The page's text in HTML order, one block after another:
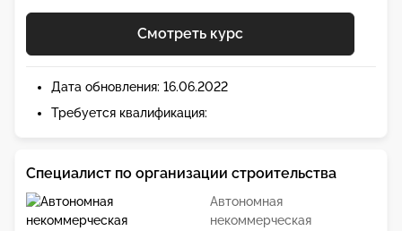
Смотреть курс
Дата обновления: 16.06.2022
Требуется квалификация:
Автономная
некоммерческая
Специалист по организации строительства